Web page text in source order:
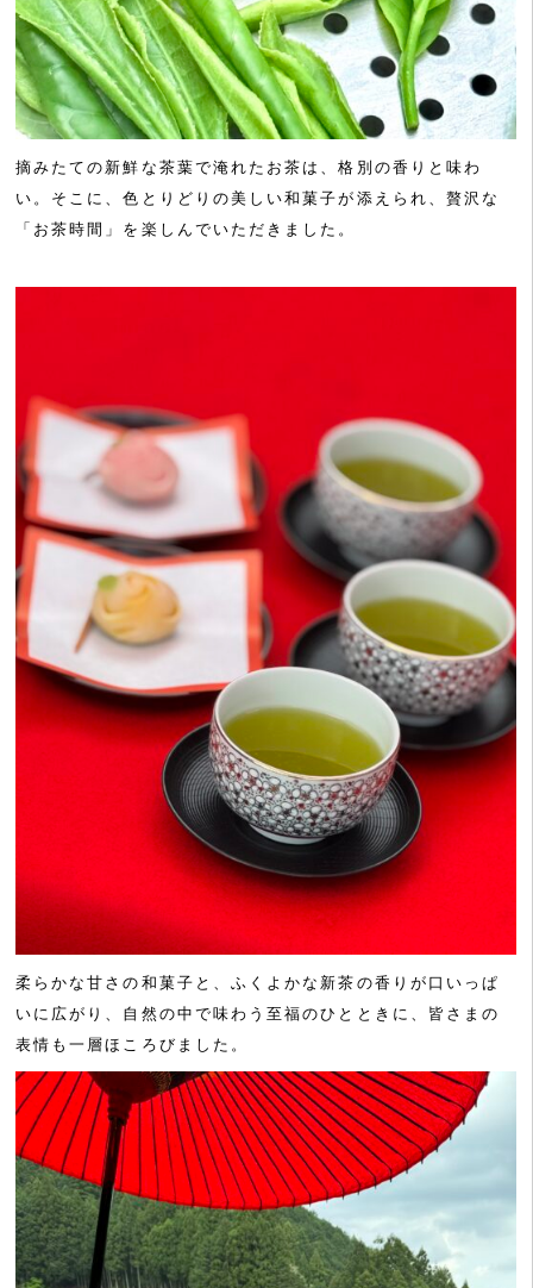
摘みたての新鮮な茶葉で淹れたお茶は、格別の香りと味わ
い。そこに、色とりどりの美しい和菓子が添えられ、贅沢な
「お茶時間」を楽しんでいただきました。
柔らかな甘さの和菓子と、ふくよかな新茶の香りが口いっぱ
いに広がり、自然の中で味わう至福のひとときに、皆さまの
表情も一層ほころびました。